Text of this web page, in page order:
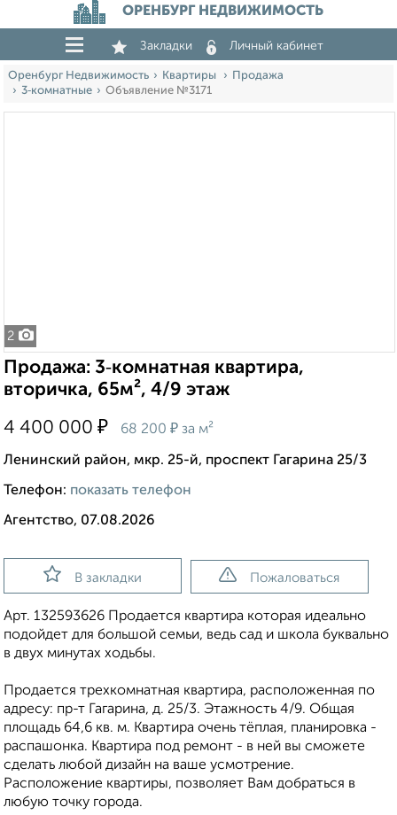
ОРЕНБУРГ НЕДВИЖИМОСТЬ
Закладки Личный кабинет
Оренбург Недвижимость Квартиры
Продажа
3‑комнатные
Объявление №3171
2
Продажа: 3‑комнатная квартира,
вторичка, 65м², 4/9 этаж
4 400 000 ₽ 68 200 ₽ за м²
Ленинский район, мкр. 25-й, проспект Гагарина 25/3
Телефон: показать телефон
Агентство, 07.08.2026
В закладки Пожаловаться
Арт. 132593626 Продается квартира которая идеально
подойдет для большой семьи, ведь сад и школа буквально
в двух минутах ходьбы.
Продается трехкомнатная квартира, расположенная по
адресу: пр-т Гагарина, д. 25/3. Этажность 4/9. Общая
площадь 64,6 кв. м. Квартира очень тёплая, планировка -
распашонка. Квартира под ремонт - в ней вы сможете
сделать любой дизайн на ваше усмотрение.
Расположение квартиры, позволяет Вам добраться в
любую точку города.